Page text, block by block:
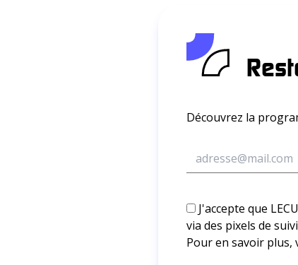
Découvrez la
J'accepte que
via des pixels de
Pour en savoir plus,